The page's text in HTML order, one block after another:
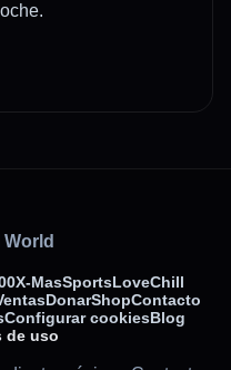
World
X-MasSportsLoveChill
DonarShopContacto
Configurar cookiesBlog
de uso